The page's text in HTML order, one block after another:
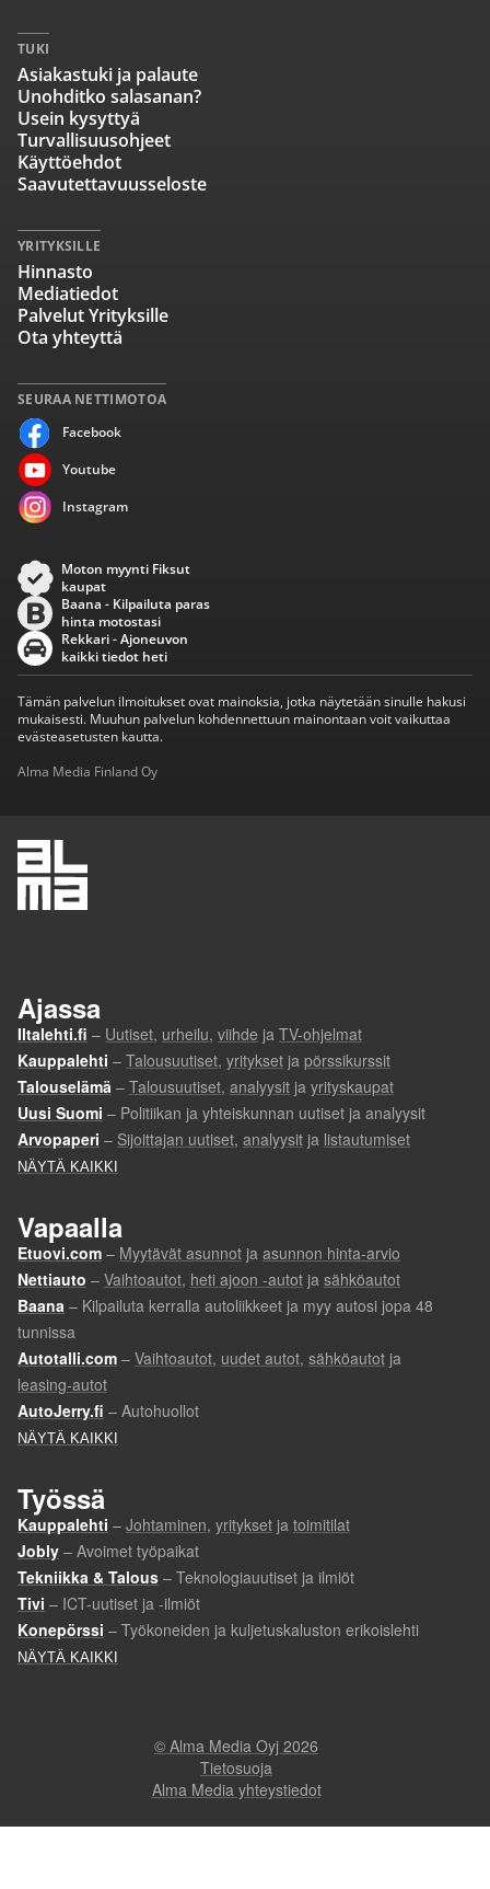
SEURAA NETTIMOTOA
Facebook
Youtube
Instagram
TUKI
Asiakastuki ja palaute
Unohditko salasanan?
Usein kysyttyä
Turvallisuusohjeet
Käyttöehdot
Saavutettavuusseloste
YRITYKSILLE
Hinnasto
Mediatiedot
Palvelut Yrityksille
Ota yhteyttä
Moton myynti Fiksut
kaupat
Baana - Kilpailuta paras
hinta motostasi
Rekkari - Ajoneuvon
kaikki tiedot heti
Tämän palvelun ilmoitukset ovat mainoksia, jotka näytetään sinulle hakusi
mukaisesti. Muuhun palvelun kohdennettuun mainontaan voit vaikuttaa
evästeasetusten kautta.
Alma Media Finland Oy